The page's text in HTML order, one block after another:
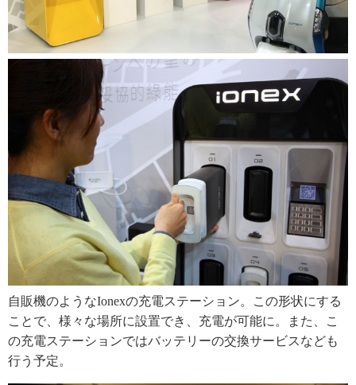
自販機のようなIonexの充電ステーション。この形状にする
ことで、様々な場所に設置でき、充電が可能に。また、こ
の充電ステーションではバッテリーの交換サービスなども
行う予定。